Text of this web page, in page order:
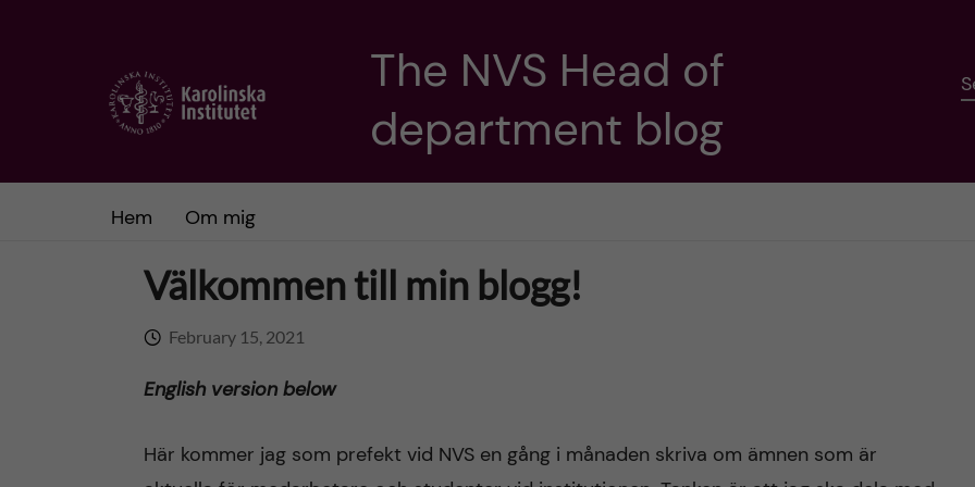
The NVS Head of
department blog
Hem Om mig
Välkommen till min blogg!
February 15, 2021
English version below
Här kommer jag som prefekt vid NVS en gång i månaden skriva om ämnen som är